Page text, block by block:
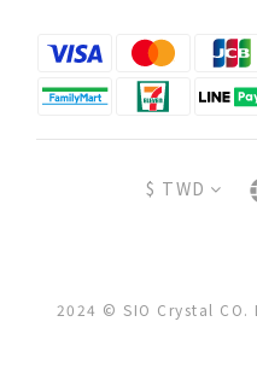
$ TWD
2024 © SIO Crystal CO.